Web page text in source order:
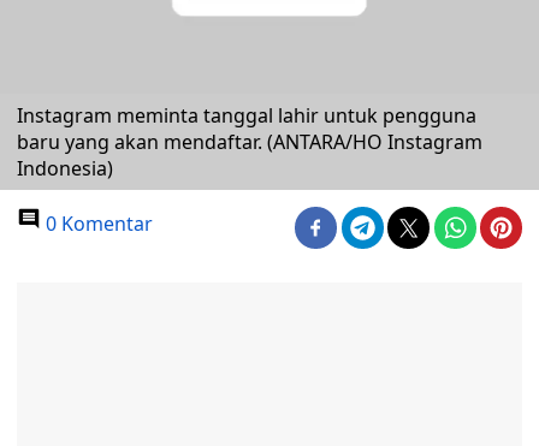
Instagram meminta tanggal lahir untuk pengguna
baru yang akan mendaftar. (ANTARA/HO Instagram
Indonesia)
0 Komentar